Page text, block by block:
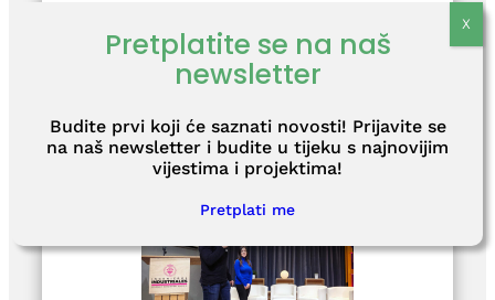
generacije HND-a Ivo Žarković,
inženjer u odjelu Proizvodnje NE
Pretplatite se na naš
newsletter
Budite prvi koji će saznati novosti! Prijavite se
na naš newsletter i budite u tijeku s najnovijim
vijestima i projektima!
Pretplati me